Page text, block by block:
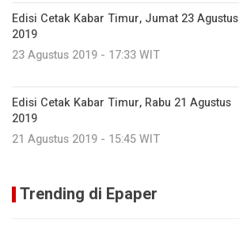
Edisi Cetak Kabar Timur, Jumat 23 Agustus
2019
23 Agustus 2019 - 17:33 WIT
Edisi Cetak Kabar Timur, Rabu 21 Agustus
2019
21 Agustus 2019 - 15:45 WIT
Trending di Epaper